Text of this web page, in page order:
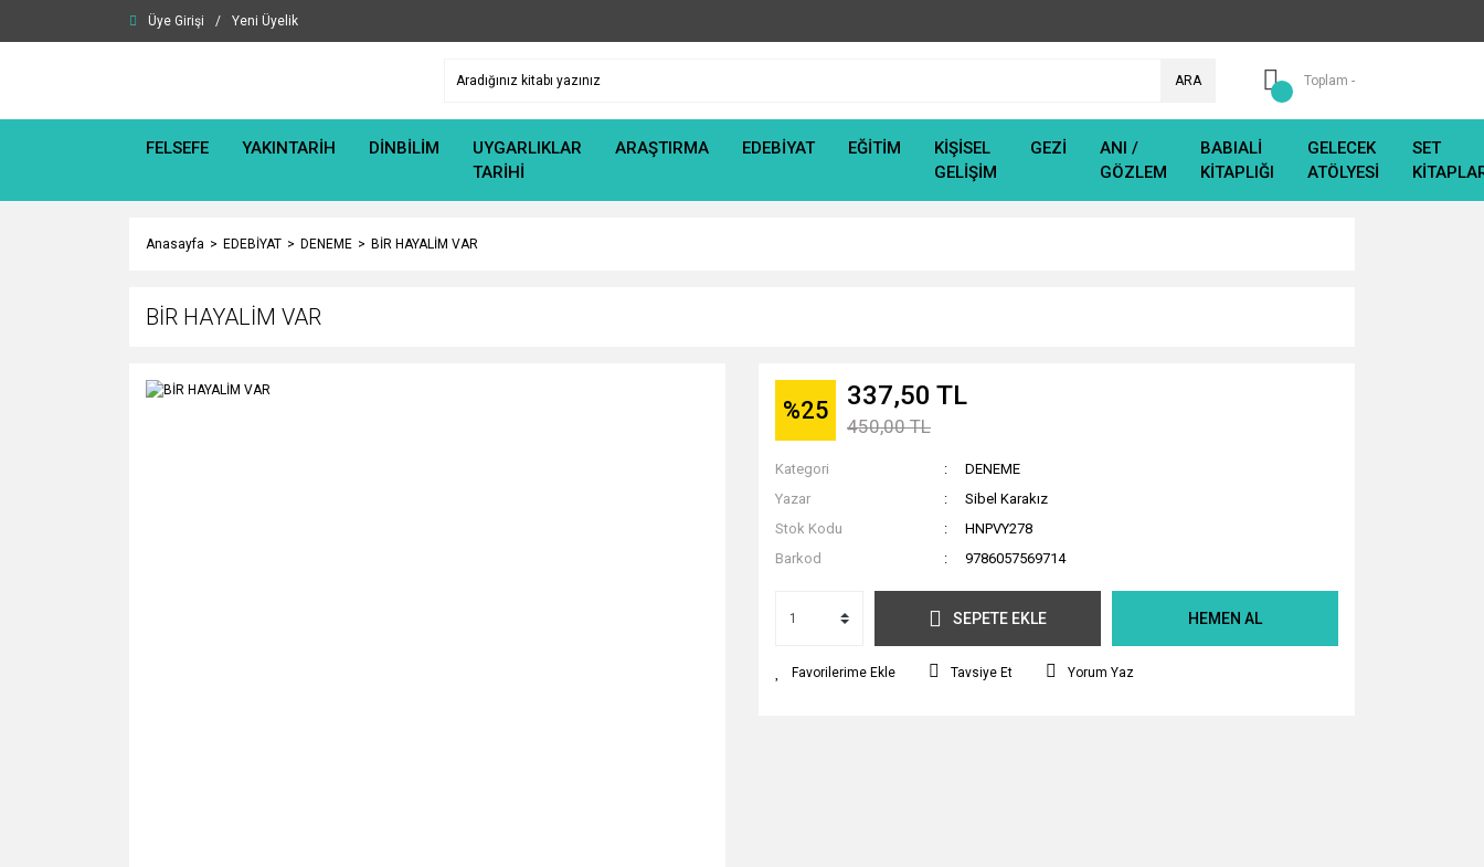
Üye Girişi / Yeni Üyelik
ARA Toplam -
FELSEFE YAKINTARİH DİNBİLİM
UYGARLIKLAR
TARİHİ
ARAŞTIRMA EDEBİYAT EĞİTİM
KİŞİSEL
GELİŞİM
GEZİ
ANI /
GÖZLEM
BABIALİ
KİTAPLIĞI
GELECEK
ATÖLYESİ
SET
Anasayfa EDEBİYAT DENEME BİR HAYALİM VAR
BİR HAYALİM VAR
%25 337,50 TL
450,00 TL
Kategori
DENEME
Yazar
Sibel Karakız
Stok Kodu
HNPVY278
Barkod
9786057569714
SEPETE EKLE HEMEN AL
Tavsiye Et Yorum Yaz